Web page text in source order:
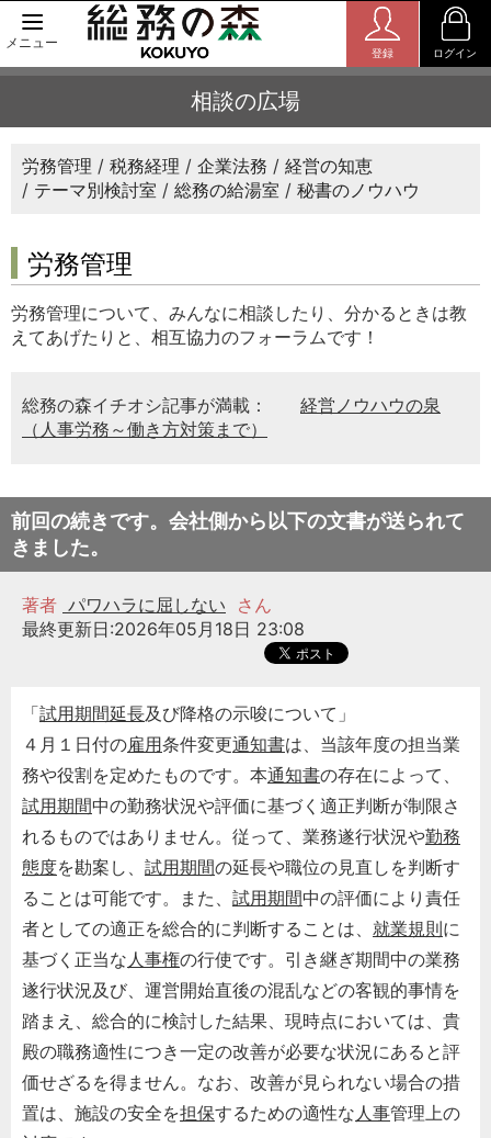
メニュー
登録 ログイン
相談の広場
労務管理 税務経理 企業法務
経営の知恵
テーマ別検討室
総務の給湯室 秘書のノウハウ
労務管理
労務管理について、みんなに相談したり、分かるときは教
えてあげたりと、相互協力のフォーラムです！
総務の森イチオシ記事が満載：
経営ノウハウの泉
（人事労務～働き方対策まで）
前回の続きです。会社側から以下の文書が送られて
きました。
著者 パワハラに屈しない
さん
最終更新日:2026年05月18日 23:08
「試用期間延長及び降格の示唆について」
４月１日付の雇用条件変更通知書は、当該年度の担当業
務や役割を定めたものです。本通知書の存在によって、
試用期間中の勤務状況や評価に基づく適正判断が制限さ
れるものではありません。従って、業務遂行状況や勤務
態度を勘案し、 試用期間の延長や職位の見直しを判断す
ることは可能です。また、 試用期間中の評価により責任
者としての適正を総合的に判断することは、 就業規則に
基づく正当な人事権の行使です。引き継ぎ期間中の業務
遂行状況及び、運営開始直後の混乱などの客観的事情を
踏まえ、総合的に検討した結果、現時点においては、貴
殿の職務適性につき一定の改善が必要な状況にあると評
価せざるを得ません。なお、改善が見られない場合の措
置は、施設の安全を担保するための適性な人事管理上の